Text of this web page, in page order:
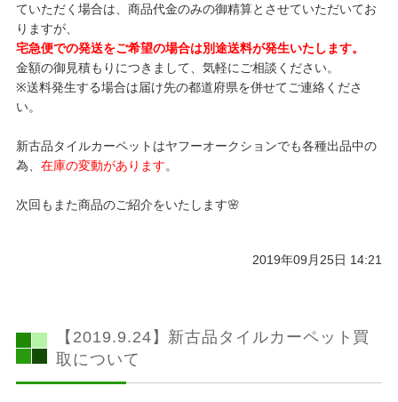
ていただく場合は、商品代金のみの御精算とさせていただいてお
りますが、
宅急便での発送をご希望の場合は別途送料が発生いたします。
金額の御見積もりにつきまして、気軽にご相談ください。
※送料発生する場合は届け先の都道府県を併せてご連絡くださ
い。
新古品タイルカーペットはヤフーオークションでも各種出品中の
為、 在庫の変動があります。
次回もまた商品のご紹介をいたします🌸
2019年09月25日 14:21
【2019.9.24】新古品タイルカーペット買
取について